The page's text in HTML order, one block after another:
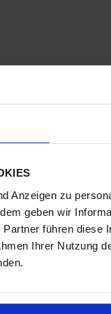
Anzeigen zu
geben wir
führen
Ihrer Nutzung